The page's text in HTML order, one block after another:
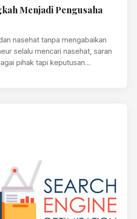
Menjadi Pengusaha
nasehat tanpa mengabaikan
selalu mencari nasehat, saran
pihak tapi keputusan…